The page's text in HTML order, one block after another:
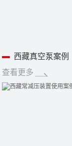
西藏真空泵案例
查看更多